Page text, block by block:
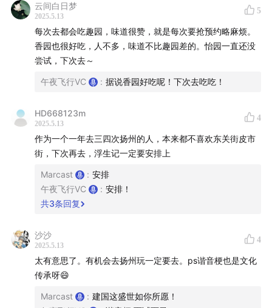
本期嘉宾：
杭树志：大家喜欢叫他「浮生记的树掌柜」（小红书ID：
浮生记的树掌柜），品牌主理人，设计师
本期节目你将听到：
因为扬州的文创而对这座城市更好奇！也对文创的
创作者充满好奇！
谁是树掌柜？浮生记这家店是怎么来的？
07:51 在皮市街成为网红街之前，选择在这里开一家小书店
什么时候开始决定做一些「不一样」的城市文创？
从「马上封猴」到「耄耋」：悠久的谐音梗历史启
云间白日梦
2025.5.13
5
每次去都会吃趣园，味道很赞，就是每次要抢预约略麻烦。
香园也很好吃，人不多，味道不比趣园差的。怡园一直还没
尝试，下次去～
午夜飞行VC : 据说香园好吃呢！下次去吃吃！
HD668123m
2025.5.13
4
作为一个一年去三四次扬州的人，本来都不喜欢东关街皮市
街，下次再去，浮生记一定要安排上
Marcast : 安排
午夜飞行VC
: 安排！
共3条回复
沙沙
2025.5.13
4
太有意思了。有机会去扬州玩一定要去。ps谐音梗也是文化
传承呀😄
Marcast : 建国这盛世如你所愿！